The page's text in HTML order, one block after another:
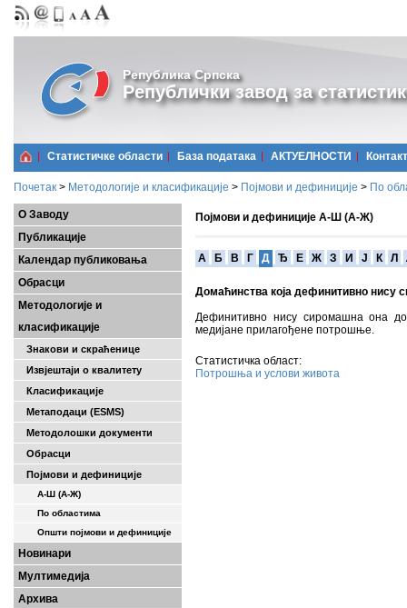
Република Српска
Републички завод за
Статистичке области Базa података АКТУЕЛНОСТИ Контакт
Почетак > Методологије и класификације > Појмови и дефиниције > По
О Заводу
Публикације
Календар публиковања
Обрасци
Методологије и
класификације
Знакови и скраћенице
Извјештаји о квалитету
Класификације
Метаподаци (ESMS)
Методолошки документи
Обрасци
Појмови и дефиниције
А-Ш (A-Ж)
По областима
Општи појмови и дефиниције
Новинари
Мултимедија
Архива
Појмови и дефиниције А-Ш (А-Ж)
A Б В Г Д Ђ Е Ж З И Ј К Л
Домаћинства која дефинитивно нису
Дефинитивно нису сиромашна она
медијане прилагођене потрошње.
Статистичка област:
Потрошња и услови живота